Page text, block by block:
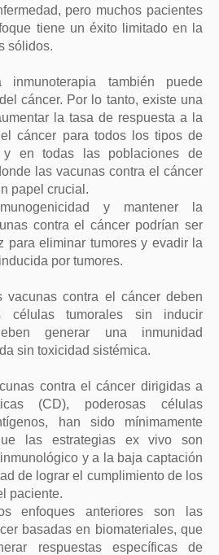
pero muchos pacientes
tiene un éxito limitado en la
sólidos.
también puede
cáncer. Por lo tanto, existe una
la tasa de respuesta a la
cáncer para todos los tipos de
y en todas las poblaciones de
las vacunas contra el cáncer
papel crucial.
y mantener la
contra el cáncer podrían ser
para eliminar tumores y evadir la
por tumores.
vacunas contra el cáncer deben
células tumorales sin inducir
generar una inmunidad
sin toxicidad sistémica.
contra el cáncer dirigidas a
(CD), poderosas células
han sido mínimamente
las estrategias ex vivo son
y a la baja captación
de lograr el cumplimiento de los
paciente.
enfoques anteriores son las
basadas en biomateriales, que
respuestas específicas de